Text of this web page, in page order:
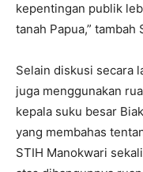
kepentingan publik
tanah Papua,”
Selain diskusi secara
juga menggunakan
kepala suku besar
yang membahas
STIH Manokwari